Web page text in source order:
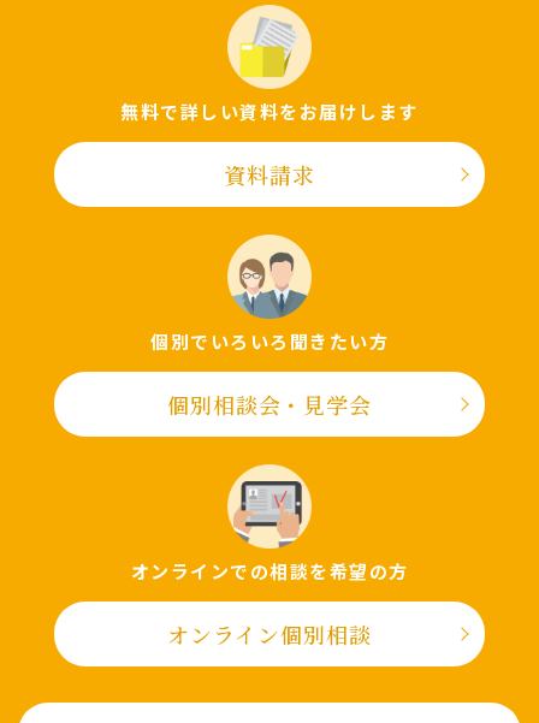
無料で詳しい資料をお届けします
資料請求
個別でいろいろ聞きたい⽅
個別相談会・⾒学会
オンラインでの相談を希望の⽅
オンライン個別相談